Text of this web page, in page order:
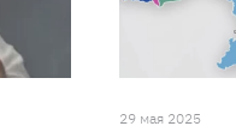
29 мая 2025